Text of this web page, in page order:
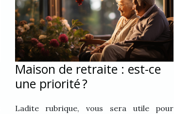
Maison de retraite : est-ce
une priorité ?
Ladite rubrique, vous sera utile pour